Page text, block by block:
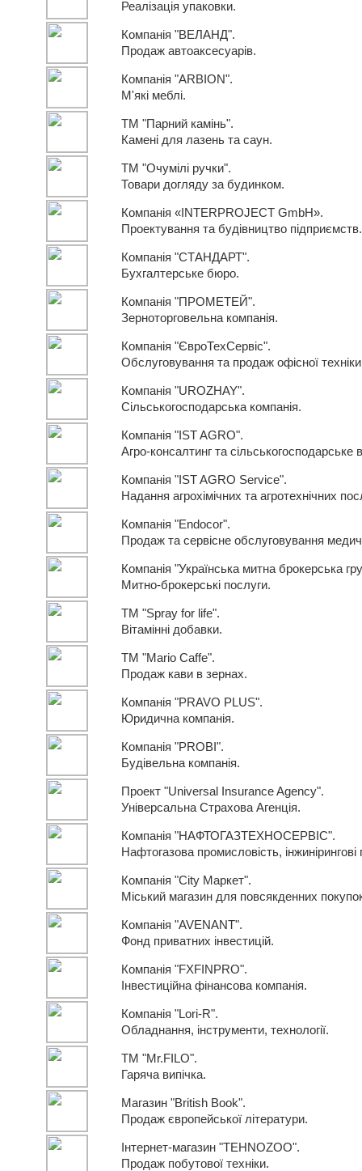
Реалізація упаковки.
Компанія "ВЕЛАНД".
Продаж автоаксесуарів.
Компанія "ARBION".
М'які меблі.
ТМ "Парний камінь".
Камені для лазень та саун.
ТМ "Очумілі ручки".
Товари догляду за будинком.
Компанія «INTERPROJECT GmbH».
Проектування та будівництво підприємств.
Компанія "СТАНДАРТ".
Бухгалтерське бюро.
Компанія "ПРОМЕТЕЙ".
Зерноторговельна компанія.
Компанія "ЄвроТехСервіс".
Обслуговування та продаж офісної
Компанія "UROZHAY".
Сільськогосподарська компанія.
Компанія "IST AGRO".
Агро-консалтинг та сільськогосподарське
Компанія "IST AGRO Service".
Надання агрохімічних та агротехнічних
Компанія "Endocor".
Продаж та сервісне обслуговування
Компанія "Українська митна брокерська
Митно-брокерські послуги.
ТМ "Spray for life".
Вітамінні добавки.
ТМ "Mario Caffe".
Продаж кави в зернах.
Компанія "PRAVO PLUS".
Юридична компанія.
Компанія "PROBI".
Будівельна компанія.
Проект "Universal Insurance Agency".
Універсальна Страхова Агенція.
Компанія "НАФТОГАЗТЕХНОСЕРВІС".
Нафтогазова промисловість, інжинірингові
Компанія "City Маркет".
Міський магазин для повсякденних
Компанія "AVENANT".
Фонд приватних інвестицій.
Компанія "FXFINPRO".
Інвестиційна фінансова компанія.
Компанія "Lori-R".
Обладнання, інструменти, технології.
ТМ "Mr.FILO".
Гаряча випічка.
Магазин "British Book".
Продаж європейської літератури.
Інтернет-магазин "TEHNOZOO".
Продаж побутової техніки.